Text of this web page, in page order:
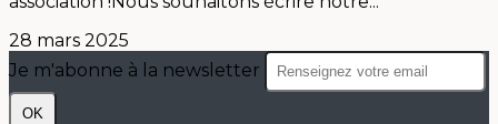
28 mars 2025
Je m'abonne à la newsletter
OK